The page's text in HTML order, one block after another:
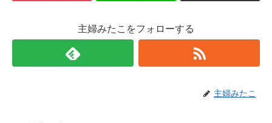
主婦みたこをフォローする
主婦みたこ